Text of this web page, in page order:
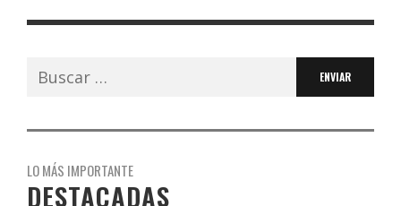
Buscar:
LO MÁS IMPORTANTE
DESTACADAS